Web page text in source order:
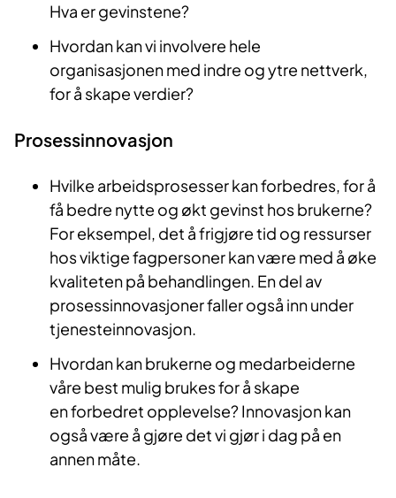
Hva er gevinstene?
Hvordan kan vi involvere hele
organisasjonen med indre og ytre nettverk,
for å skape verdier?
Prosessinnovasjon
Hvilke arbeidsprosesser kan forbedres, for å
få bedre nytte og økt gevinst hos brukerne?
For eksempel, det å frigjøre tid og ressurser
hos viktige fagpersoner kan være med å øke
kvaliteten på behandlingen. En del av
prosessinnovasjoner faller også inn under
tjenesteinnovasjon.
Hvordan kan brukerne og medarbeiderne
våre best mulig brukes for å skape
en forbedret opplevelse? Innovasjon kan
også være å gjøre det vi gjør i dag på en
annen måte.